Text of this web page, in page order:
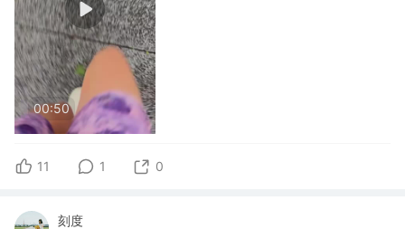
00:50
11 1 0
刻度